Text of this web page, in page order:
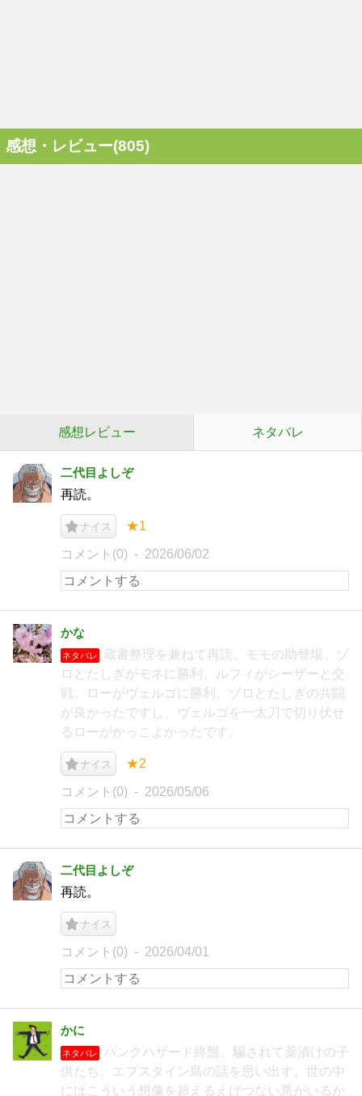
感想・レビュー(805)
感想レビュー ネタバレ
二代目よしぞ
再読。
ナイス ★1
コメント(0) 2026/06/02
かな
ネタバレ
蔵書整理を兼ねて再読。モモの助登場。ゾ
ロとたしぎがモネに勝利。ルフィがシーザーと交
戦。ローがヴェルゴに勝利。ゾロとたしぎの共闘
が良かったですし、ヴェルゴを一太刀で切り伏せ
るローがかっこよかったです。
ナイス ★2
コメント(0) 2026/05/06
二代目よしぞ
再読。
ナイス
コメント(0) 2026/04/01
かに
ネタバレ
パンクハザード終盤。騙されて薬漬けの子
供たち。エプスタイン島の話を思い出す。世の中
にはこういう想像を超えるえげつない悪がいるか